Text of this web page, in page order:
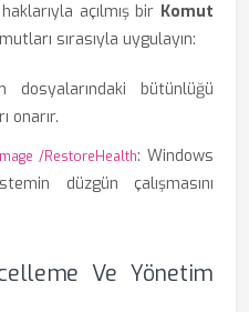
açılmış bir Komut
sırasıyla uygulayın:
dosyalarındaki bütünlüğü
onarır.
/RestoreHealth: Windows
düzgün çalışmasını
Ve Yönetim